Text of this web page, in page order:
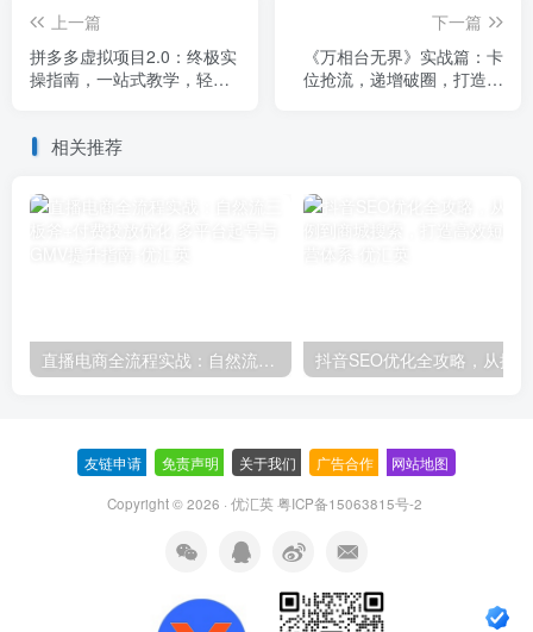
上一篇
拼多多虚拟项目2.0：终极实
操指南，一站式教学，轻松
下一篇
《万相台无界》实战篇：卡
位抢流，递增破圈，打造店
相关推荐
直播电商全流程实战：自然流三板斧+付费投放优化,多平台起号与GMV提升指南
友链申请 免责声明 关于我们 广告合作 网站地图
Copyright © 2026 · 优汇英粤ICP备15063815号-2